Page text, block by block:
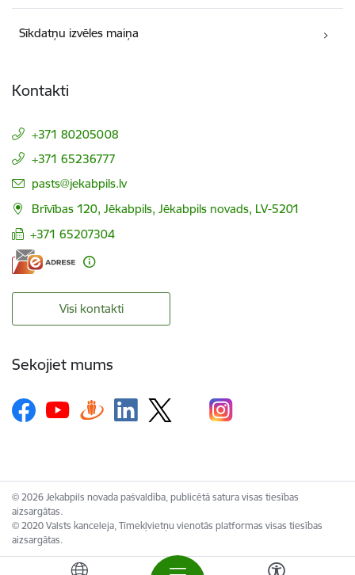
Sīkdatņu izvēles maiņa
Kontakti
+371 80205008
+371 65236777
E-pasts:
pasts@jekabpils.lv
Brīvības 120, Jēkabpils, Jēkabpils novads, LV-5201
+371 65207304
Visi kontakti
Sekojiet mums
© 2026 Jekabpils novada pašvaldība, publicētā satura visas tiesības
aizsargātas.
© 2020 Valsts kanceleja, Tīmekļvietņu vienotās platformas visas tiesības
aizsargātas.